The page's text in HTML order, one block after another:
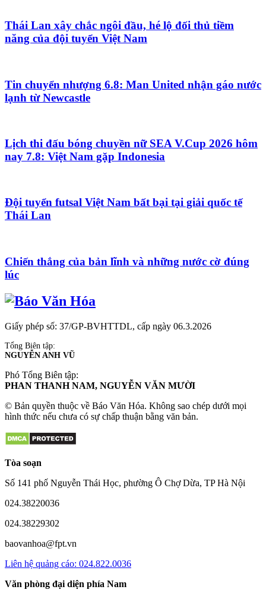
Thái Lan xây chắc ngôi đầu, hé lộ đối thủ tiềm
năng của đội tuyển Việt Nam
Tin chuyển nhượng 6.8: Man United nhận gáo nước
lạnh từ Newcastle
Lịch thi đấu bóng chuyền nữ SEA V.Cup 2026 hôm
nay 7.8: Việt Nam gặp Indonesia
Đội tuyển futsal Việt Nam bất bại tại giải quốc tế
Thái Lan
Chiến thắng của bản lĩnh và những nước cờ đúng
lúc
Giấy phép số: 37/GP-BVHTTDL, cấp ngày 06.3.2026
Tổng Biên tập:
NGUYỄN ANH VŨ
Phó Tổng Biên tập:
PHAN THANH NAM, NGUYỄN VĂN MƯỜI
© Bản quyền thuộc về Báo Văn Hóa. Không sao chép dưới mọi
hình thức nếu chưa có sự chấp thuận bằng văn bản.
Tòa soạn
Số 141 phố Nguyễn Thái Học, phường Ô Chợ Dừa, TP Hà Nội
024.38220036
024.38229302
baovanhoa@fpt.vn
Liên hệ quảng cáo: 024.822.0036
Văn phòng đại diện phía Nam